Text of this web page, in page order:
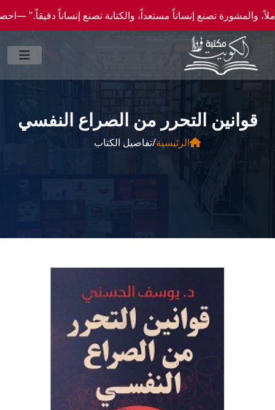
تصنع إنساناً مستعداً، والكتابة تصنع إنساناً دقيقاً." —احصل علي عروض وخصومات
الرئيسية/تفاصيل الكتاب